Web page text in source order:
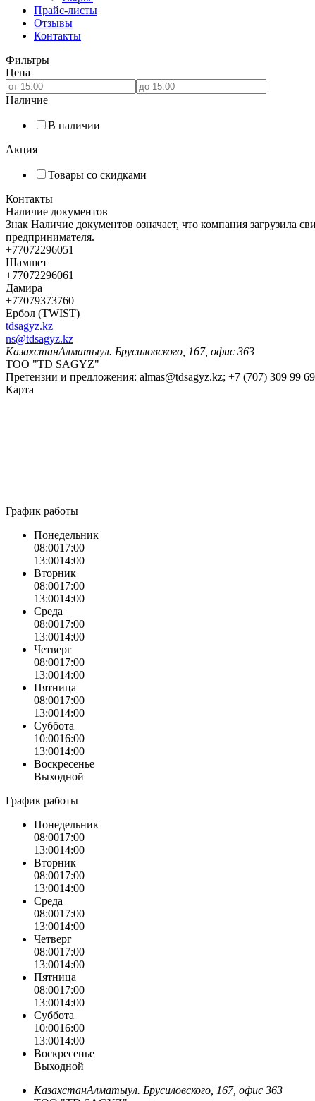
Прайс-листы
Отзывы
Контакты
Фильтры
Цена
Наличие
В наличии
Акция
Товары со скидками
Контакты
Наличие документов
Знак Наличие документов означает, что компания загрузила
предпринимателя.
+77072296051
Шамшет
+77072296061
Дамира
+77079373760
Ербол (TWIST)
tdsagyz.kz
ns@tdsagyz.kz
КазахстанАлматыул. Брусиловского, 167, офис 363
ТОО "TD SAGYZ"
Претензии и предложения: almas@tdsagyz.kz; +7 (707) 309 99 69
Карта
График работы
Понедельник
08:0017:00
13:0014:00
Вторник
08:0017:00
13:0014:00
Среда
08:0017:00
13:0014:00
Четверг
08:0017:00
13:0014:00
Пятница
08:0017:00
13:0014:00
Суббота
10:0016:00
13:0014:00
Воскресенье
Выходной
График работы
Понедельник
08:0017:00
13:0014:00
Вторник
08:0017:00
13:0014:00
Среда
08:0017:00
13:0014:00
Четверг
08:0017:00
13:0014:00
Пятница
08:0017:00
13:0014:00
Суббота
10:0016:00
13:0014:00
Воскресенье
Выходной
КазахстанАлматыул. Брусиловского, 167, офис 363